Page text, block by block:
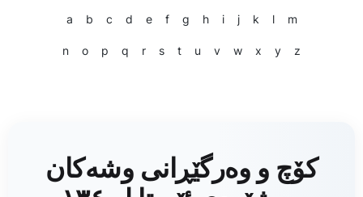
a b c d e f g h i j k l m
n o p q r s t u v w x y z
کۆچ و وەرگێڕانی وشەکان